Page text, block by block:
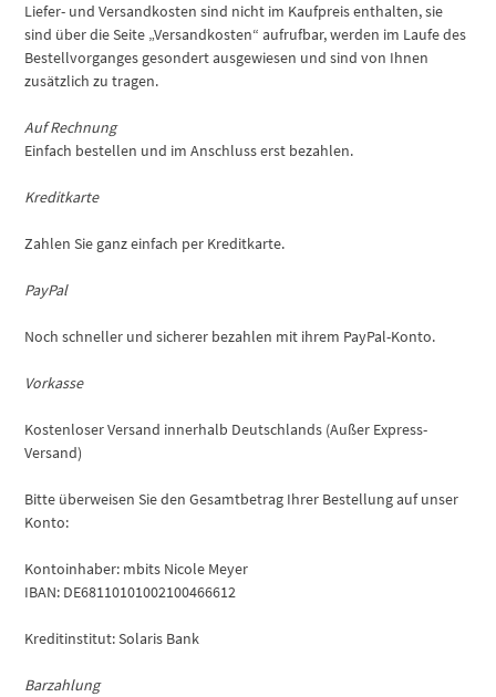
Liefer- und Versandkosten sind nicht im Kaufpreis enthalten, sie
sind über die Seite „Versandkosten“ aufrufbar, werden im Laufe des
Bestellvorganges gesondert ausgewiesen und sind von Ihnen
zusätzlich zu tragen.
Auf Rechnung
Einfach bestellen und im Anschluss erst bezahlen.
Kreditkarte
Zahlen Sie ganz einfach per Kreditkarte.
PayPal
Noch schneller und sicherer bezahlen mit ihrem PayPal-Konto.
Vorkasse
Kostenloser Versand innerhalb Deutschlands (Außer Express-
Versand)
Bitte überweisen Sie den Gesamtbetrag Ihrer Bestellung auf unser
Konto:
Kontoinhaber: mbits Nicole Meyer
IBAN: DE68110101002100466612
Kreditinstitut: Solaris Bank
Barzahlung